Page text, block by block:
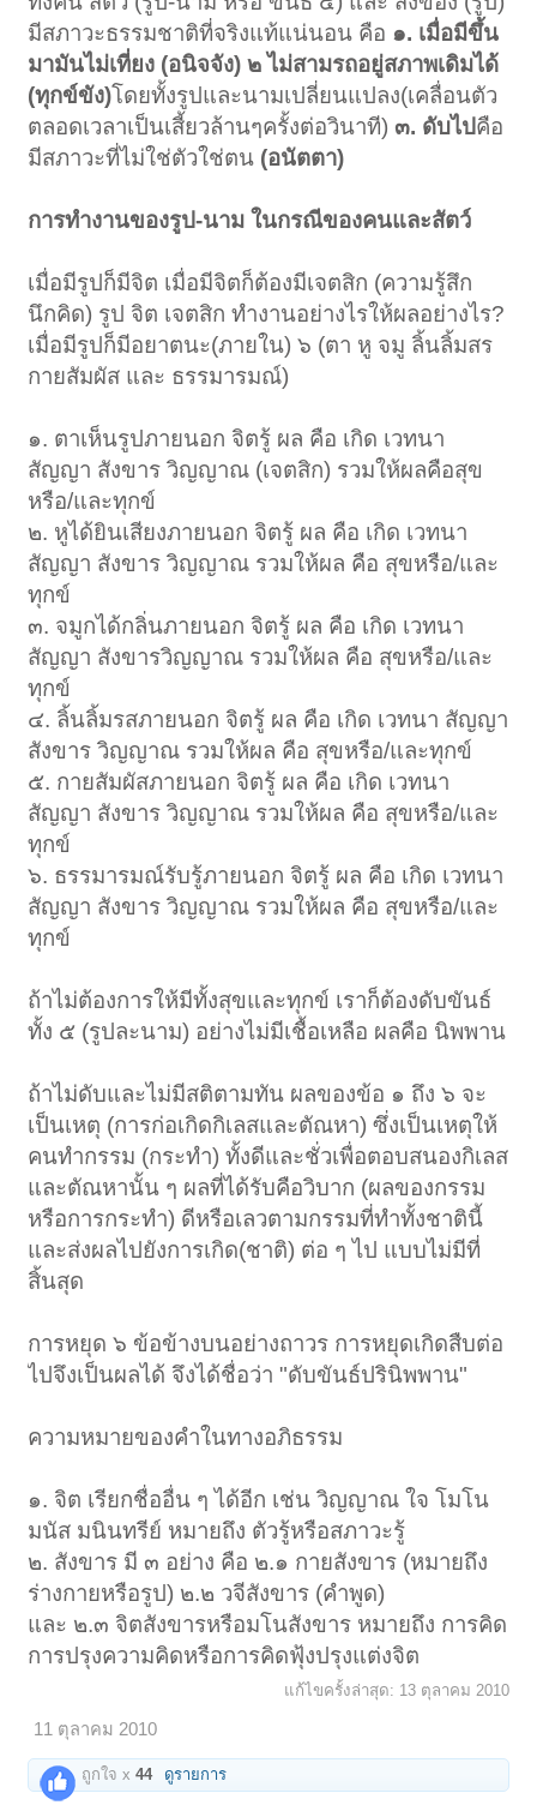
มีสภาวะธรรมชาติที่จริงแท้แน่นอน คือ ๑. เมื่อมีขึ้น
มามันไม่เที่ยง (อนิจจัง) ๒ ไม่สามรถอยู่สภาพเดิมได้
(ทุกข์ขัง)โดยทั้งรูปและนามเปลี่ยนแปลง(เคลื่อนตัว
ตลอดเวลาเป็นเสี้ยวล้านๆครั้งต่อวินาที)๓. ดับไปคือ
มีสภาวะที่ไม่ใช่ตัวใช่ตน (อนัตตา)
การทำงานของรูป-นาม ในกรณีของคนและสัตว์
เมื่อมีรูปก็มีจิต เมื่อมีจิตก็ต้องมีเจตสิก (ความรู้สึก
นึกคิด) รูป จิต เจตสิก ทำงานอย่างไรให้ผลอย่างไร?
เมื่อมีรูปก็มีอยาตนะ(ภายใน) ๖ (ตา หู จมู ลิ้นลิ้มสร
กายสัมผัส และ ธรรมารมณ์)
๑. ตาเห็นรูปภายนอก จิตรู้ ผล คือ เกิด เวทนา
สัญญา สังขาร วิญญาณ (เจตสิก) รวมให้ผลคือสุข
หรือ/และทุกข์
๒. หูได้ยินเสียงภายนอก จิตรู้ ผล คือ เกิด เวทนา
สัญญา สังขาร วิญญาณ รวมให้ผล คือ สุขหรือ/และ
ทุกข์
๓. จมูกได้กลิ่นภายนอก จิตรู้ ผล คือ เกิด เวทนา
สัญญา สังขารวิญญาณ รวมให้ผล คือ สุขหรือ/และ
ทุกข์
๔. ลิ้นลิ้มรสภายนอก จิตรู้ ผล คือ เกิด เวทนา สัญญา
สังขาร วิญญาณ รวมให้ผล คือ สุขหรือ/และทุกข์
๕. กายสัมผัสภายนอก จิตรู้ ผล คือ เกิด เวทนา
สัญญา สังขาร วิญญาณ รวมให้ผล คือ สุขหรือ/และ
ทุกข์
๖. ธรรมารมณ์รับรู้ภายนอก จิตรู้ ผล คือ เกิด เวทนา
สัญญา สังขาร วิญญาณ รวมให้ผล คือ สุขหรือ/และ
ทุกข์
ถ้าไม่ต้องการให้มีทั้งสุขและทุกข์ เราก็ต้องดับขันธ์
ทั้ง ๕ (รูปละนาม) อย่างไม่มีเชื้อเหลือ ผลคือ นิพพาน
ถ้าไม่ดับและไม่มีสติตามทัน ผลของข้อ ๑ ถึง ๖ จะ
เป็นเหตุ (การก่อเกิดกิเลสและตัณหา) ซึ่งเป็นเหตุให้
คนทำกรรม (กระทำ) ทั้งดีและชั่วเพื่อตอบสนองกิเลส
และตัณหานั้น ๆ ผลที่ได้รับคือวิบาก (ผลของกรรม
หรือการกระทำ) ดีหรือเลวตามกรรมที่ทำทั้งชาตินี้
และส่งผลไปยังการเกิด(ชาติ) ต่อ ๆ ไป แบบไม่มีที่
สิ้นสุด
การหยุด ๖ ข้อข้างบนอย่างถาวร การหยุดเกิดสืบต่อ
ไปจึงเป็นผลได้ จึงได้ชื่อว่า "ดับขันธ์ปรินิพพาน"
ความหมายของคำในทางอภิธรรม
๑. จิต เรียกชื่ออื่น ๆ ได้อีก เช่น วิญญาณ ใจ โมโน
มนัส มนินทรีย์ หมายถึง ตัวรู้หรือสภาวะรู้
๒. สังขาร มี ๓ อย่าง คือ ๒.๑ กายสังขาร (หมายถึง
ร่างกายหรือรูป) ๒.๒ วจีสังขาร (คำพูด)
และ ๒.๓ จิตสังขารหรือมโนสังขาร หมายถึง การคิด
การปรุงความคิดหรือการคิดฟุ้งปรุงแต่งจิต
แก้ไขครั้งล่าสุด: 13 ตุลาคม 2010
11 ตุลาคม 2010
ถูกใจ x44 ดูรายการ